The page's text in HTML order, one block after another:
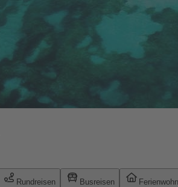
Rundreisen Busreisen